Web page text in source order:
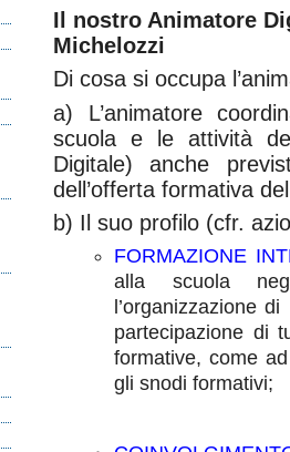
Il nostro Animatore
Michelozzi
Di cosa si occupa
a) L’animatore
scuola e le attività
Digitale) anche
dell’offerta formativa
b) Il suo profilo (cfr.
FORMAZIONE
alla scuola
l’organizzazione
partecipazione di
formative, come
gli snodi formativi;